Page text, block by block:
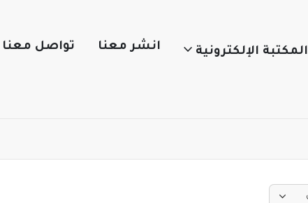
المكتبة الإلكترونية انشر معنا تواصل معنا